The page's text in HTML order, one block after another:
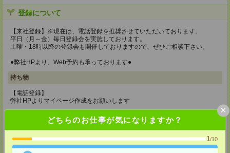
どちらのお仕事が気になりますか？
1/10
×
登録について
【来社登録】※現在は、電話登録を推奨させていただいております。
平日（月～金）毎日登録会を実施しております。
土曜・18時以降の登録会も開催しておりますので、ぜひご相談下さい。
●弊社HPより、Web予約も承っております●
持ち物
【電話登録】
弊社HPよりマイページ作成をお願いします
【来社登録】※現在は、電話登録を推奨させていただいております。
・免許証など本人確認書類
・職務経歴書
※履歴書、写真は不要です！